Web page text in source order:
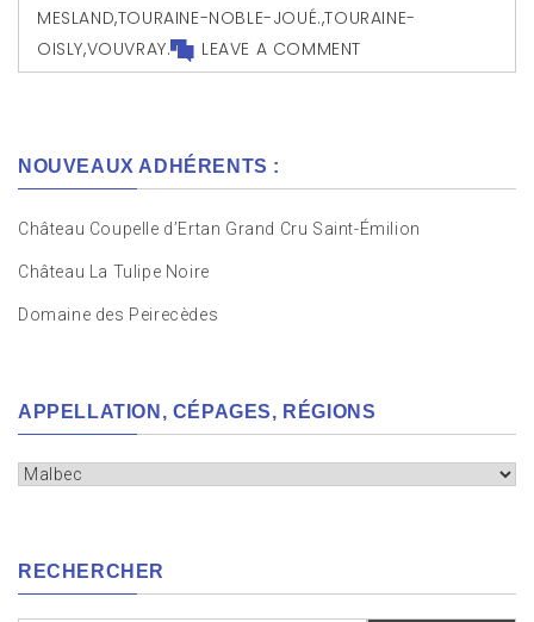
MESLAND,TOURAINE-NOBLE-JOUÉ.,TOURAINE-
OISLY,VOUVRAY. LEAVE A COMMENT
NOUVEAUX ADHÉRENTS :
Château Coupelle d’Ertan Grand Cru Saint-Émilion
Château La Tulipe Noire
Domaine des Peirecèdes
APPELLATION, CÉPAGES, RÉGIONS
Appellation,
RECHERCHER